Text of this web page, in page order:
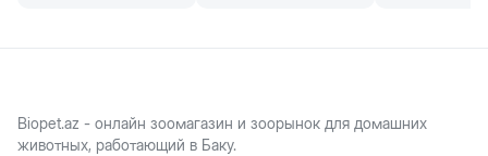
Biopet.az - онлайн зоомагазин и зоорынок для домашних
животных, работающий в Баку.